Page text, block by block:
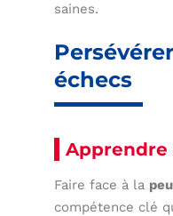
saines.
échecs
Apprendre
Faire face à la
compétence clé